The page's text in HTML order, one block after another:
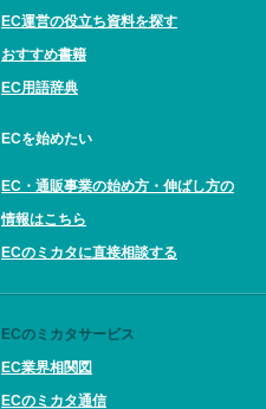
EC運営の役立ち資料を探す
おすすめ書籍
EC用語辞典
ECを始めたい
EC・通販事業の始め方・伸ばし方の
情報はこちら
ECのミカタに直接相談する
ECのミカタサービス
EC業界相関図
ECのミカタ通信